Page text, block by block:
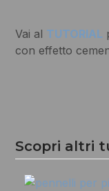
Vai al TUTORIAL
con effetto
Scopri altri